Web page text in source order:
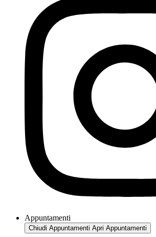
Appuntamenti
Chiudi Appuntamenti Apri Appuntamenti